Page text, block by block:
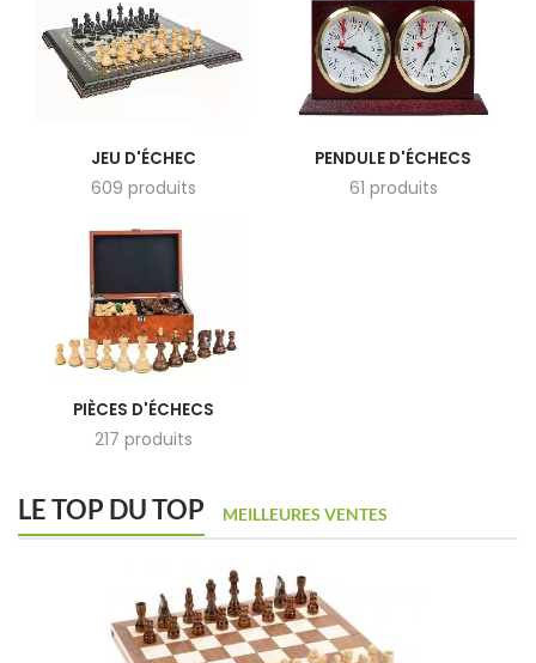
JEU D'ÉCHEC
609 produits
PENDULE D'ÉCHECS
61 produits
PIÈCES D'ÉCHECS
217 produits
LE TOP DU TOP MEILLEURES VENTES